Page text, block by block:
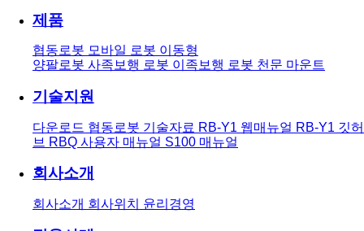
제품
협동로봇 모바일 로봇 이동형
양팔로봇 사족보행 로봇 이족보행 로봇 천문 마운트
기술지원
다운로드 협동로봇 기술자료 RB-Y1 웹매뉴얼 RB-Y1 깃허
브 RBQ 사용자 매뉴얼 S100 매뉴얼
회사소개
회사소개 회사위치 윤리경영